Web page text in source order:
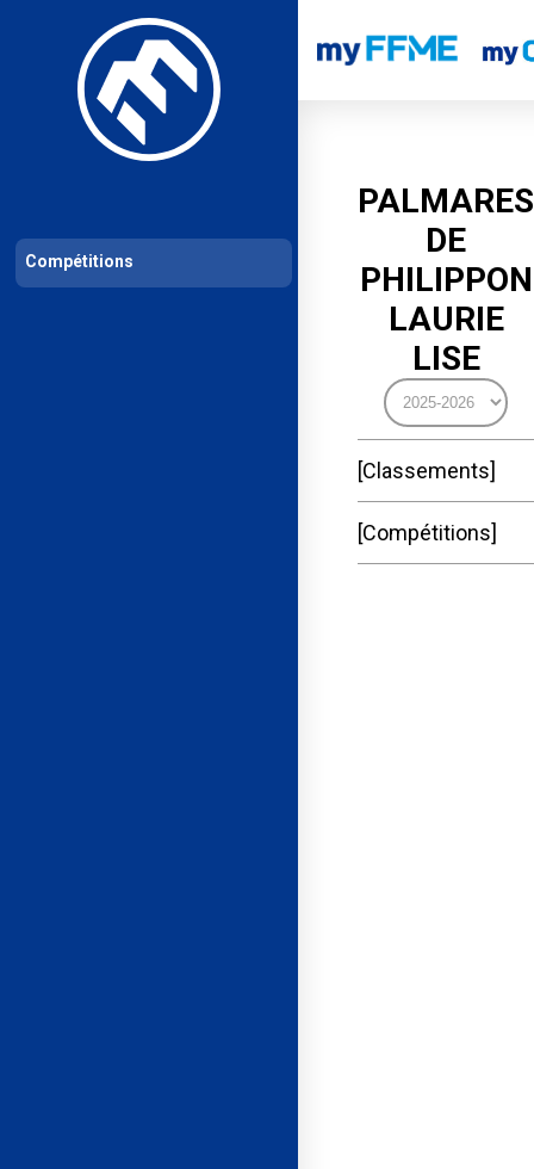
Les compétitions Calendrier de compétitions Classements
PALMARES
DE
PHILIPPON
LAURIE
LISE
Classements
Compétitions
Compétitions